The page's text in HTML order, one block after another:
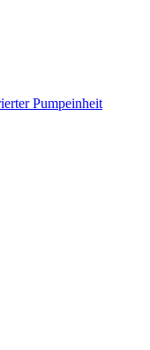
Pumpeinheit